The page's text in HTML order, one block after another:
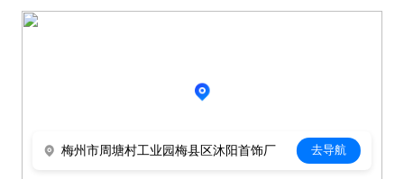
梅州市周塘村工业园梅县区沐阳首饰厂 去导航